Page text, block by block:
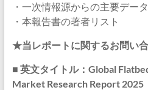
・一次情報源からの主要デー
・本報告書の著者リスト
★当レポートに関するお問い
■ 英文タイトル：Global
Market Research Report 2025